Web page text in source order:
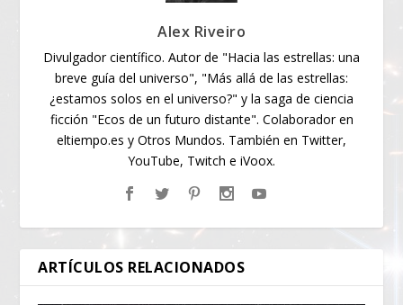
Alex Riveiro
Divulgador científico. Autor de "Hacia las estrellas: una
breve guía del universo", "Más allá de las estrellas:
¿estamos solos en el universo?" y la saga de ciencia
ficción "Ecos de un futuro distante". Colaborador en
eltiempo.es y Otros Mundos. También en Twitter,
YouTube, Twitch e iVoox.
ARTÍCULOS RELACIONADOS